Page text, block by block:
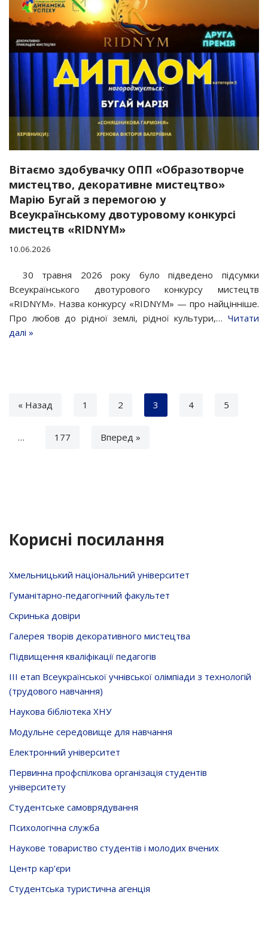
Вітаємо здобувачку ОПП «Образотворче
мистецтво, декоративне мистецтво»
Марію Бугай з перемогою у
Всеукраїнському двотуровому конкурсі
мистецтв «RIDNYM»
10.06.2026
30 травня 2026 року було підведено підсумки
Всеукраїнського двотурового конкурсу мистецтв
«RIDNYM». Назва конкурсу «RIDNYM» — про найцінніше.
Про любов до рідної землі, рідної культури,… Читати
далі »
« Назад 1 2 3 4 5
… 177 Вперед »
Корисні посилання
Хмельницький національний університет
Гуманітарно-педагогічний факультет
Скринька довiри
Галерея творів декоративного мистецтва
Підвищення кваліфікації педагогів
ІІІ етап Всеукраїнської учнівської олімпіади з технологій
(трудового навчання)
Наукова бібліотека ХНУ
Модульне середовище для навчання
Електронний університет
Первинна профспілкова організація студентів
університету
Студентське самоврядування
Психологічна служба
Наукове товариство студентів і молодих вчених
Центр кар’єри
Студентська туристична агенція